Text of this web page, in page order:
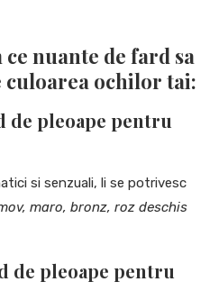
nuante de fard sa
ochilor tai:
de pleoape pentru
si senzuali, li se potrivesc
maro, bronz, roz deschis
de pleoape pentru